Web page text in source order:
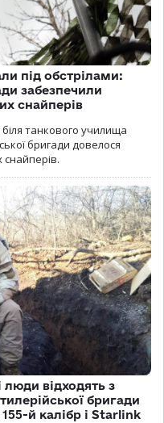
під обстрілами:
забезпечили
снайперів
танкового училища
бригади довелося
люди відходять з
бригади
й калібр і Starlink